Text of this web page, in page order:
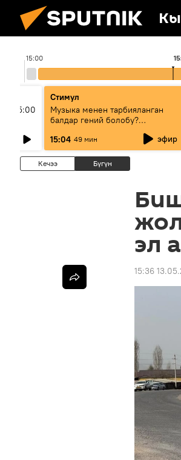
15:00
15:00
Стимул
Музыка менен тарбияланган
балдар гений болобу?
Кыргыздын жашоосунда
музыканын орду
15:04 49 мин эфир
Кечээ Бүгүн
эл
15:36